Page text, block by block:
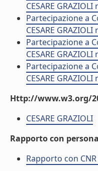
CESARE
Partecipazione a
CESARE
Partecipazione a
CESARE
Partecipazione a
CESARE
Http://www.w3.org/
CESARE GRAZIOLI
Rapporto con persona
Rapporto con CNR